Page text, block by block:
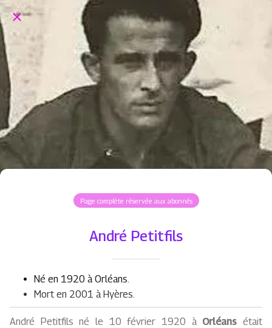
Page complète réservée aux abonnés
André Petitfils
Né en 1920 à Orléans.
Mort en 2001 à Hyères.
André Petitfils né le 10 février 1920 à Orléans était